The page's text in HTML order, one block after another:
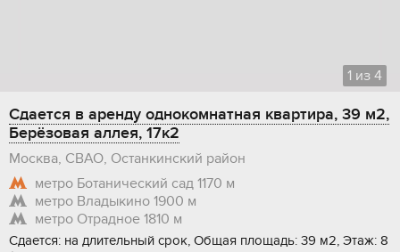
1 из 4
Сдается в аренду однокомнатная квартира, 39 м2,
Берёзовая аллея, 17к2
Москва, СВАО, Останкинский район
метро Ботанический сад 1170 м
метро Владыкино 1900 м
метро Отрадное 1810 м
Сдается: на длительный срок, Общая площадь: 39 м2, Этаж: 8